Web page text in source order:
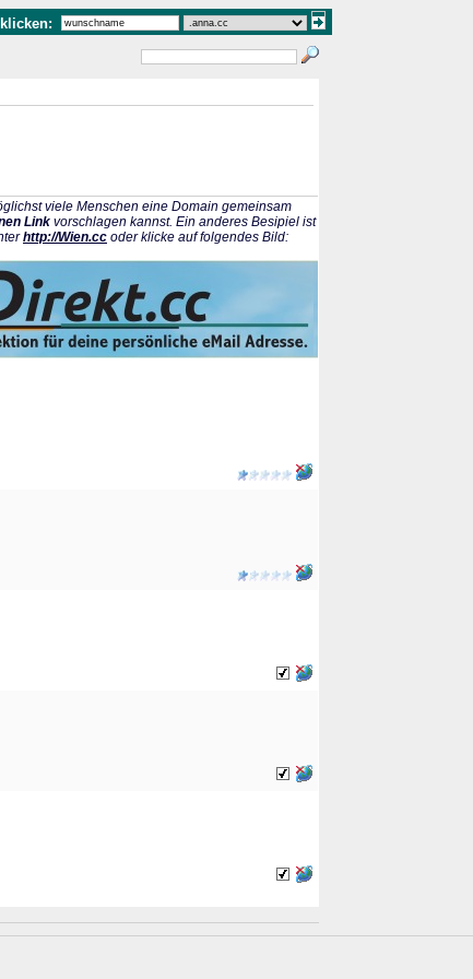
klicken:
viele Menschen eine Domain gemeinsam
Link vorschlagen kannst. Ein anderes Besipiel ist
http://Wien.cc oder klicke auf folgendes Bild: